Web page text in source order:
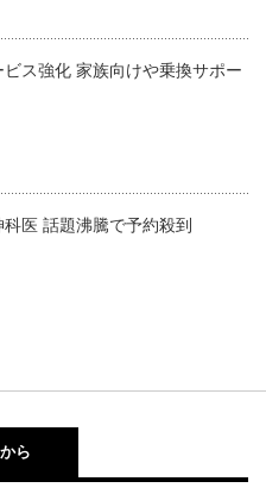
ス強化 家族向けや乗換サポー
医 話題沸騰で予約殺到
ら